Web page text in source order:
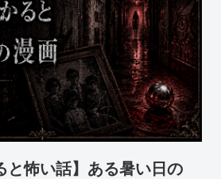
と怖い話】ある暑い日の